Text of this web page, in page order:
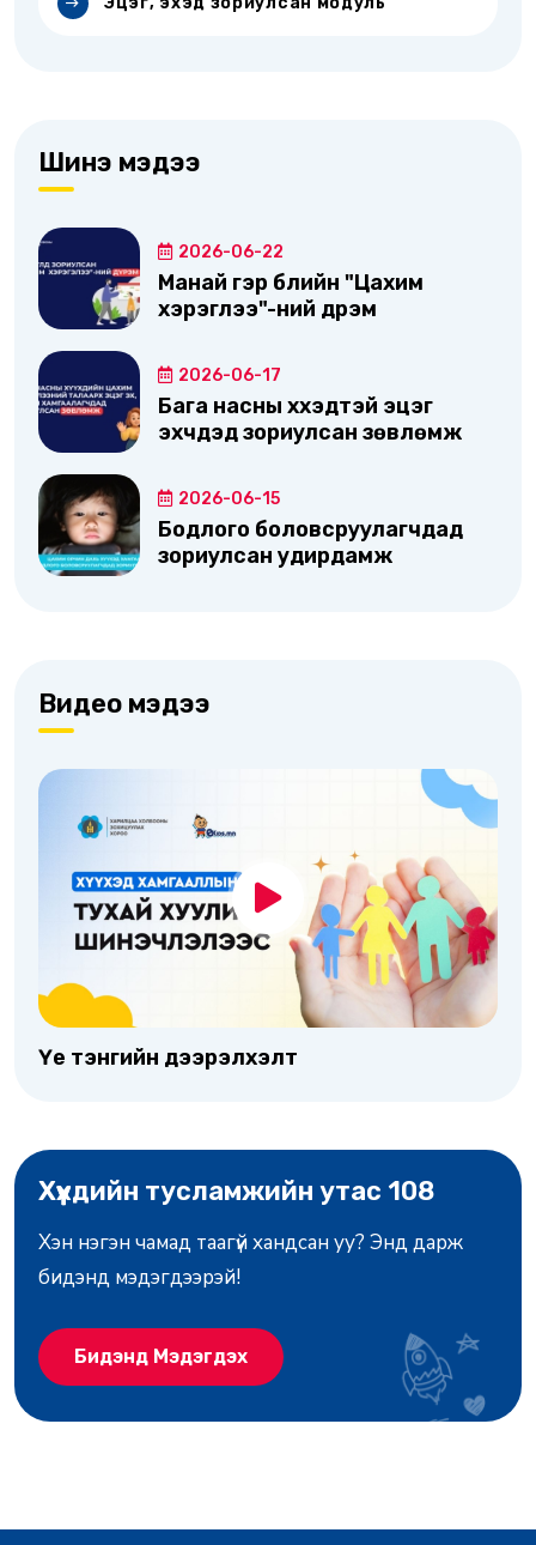
Шинэ мэдээ
2026-06-22
Манай гэр бүлийн "Цахим
хэрэглээ"-ний дүрэм
2026-06-17
Бага насны хүүхэдтэй эцэг
эхчүүдэд зориулсан зөвлөмж
2026-06-15
Бодлого боловсруулагчдад
зориулсан удирдамж
Видео мэдээ
Үе тэнгийн дээрэлхэлт
Хүүхдийн тусламжийн утас 108
Хэн нэгэн чамад таагүй хандсан уу? Энд дарж
бидэнд мэдэгдээрэй!
Бидэнд Мэдэгдэх